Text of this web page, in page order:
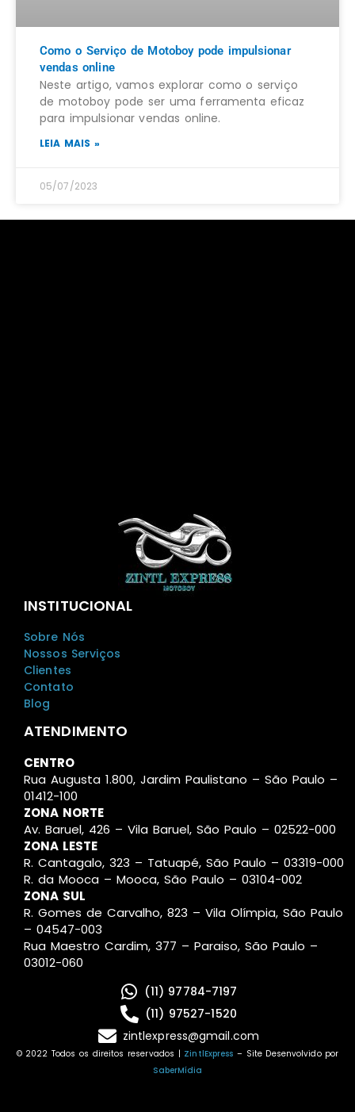
Como o Serviço de Motoboy pode impulsionar
vendas online
Neste artigo, vamos explorar como o serviço
de motoboy pode ser uma ferramenta eficaz
para impulsionar vendas online.
LEIA MAIS »
05/07/2023
INSTITUCIONAL
Sobre Nós
Nossos Serviços
Clientes
Contato
Blog
ATENDIMENTO
CENTRO
Rua Augusta 1.800, Jardim Paulistano – São Paulo –
01412-100
ZONA NORTE
Av. Baruel, 426 – Vila Baruel, São Paulo – 02522-000
ZONA LESTE
R. Cantagalo, 323 – Tatuapé, São Paulo – 03319-000
R. da Mooca – Mooca, São Paulo – 03104-002
ZONA SUL
R. Gomes de Carvalho, 823 – Vila Olímpia, São Paulo
– 04547-003
Rua Maestro Cardim, 377 – Paraiso, São Paulo –
03012-060
(11) 97784-7197
(11) 97527-1520
zintlexpress@gmail.com
© 2022 Todos os direitos reservados | ZintlExpress – Site Desenvolvido por
SaberMídia